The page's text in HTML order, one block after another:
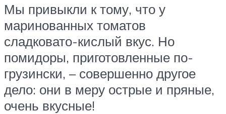
Мы привыкли к тому, что у
маринованных томатов
сладковато-кислый вкус. Но
помидоры, приготовленные по-
грузински, – совершенно другое
дело: они в меру острые и пряные,
очень вкусные!